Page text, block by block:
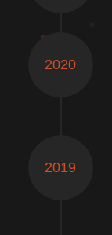
2020
2019